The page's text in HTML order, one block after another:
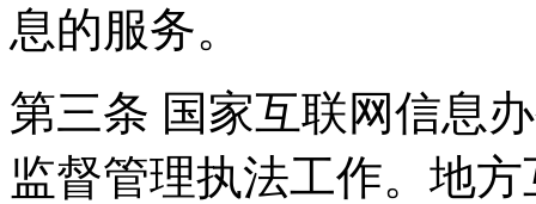
息的服务。
第三条 国家互联网信息
监督管理执法工作。地